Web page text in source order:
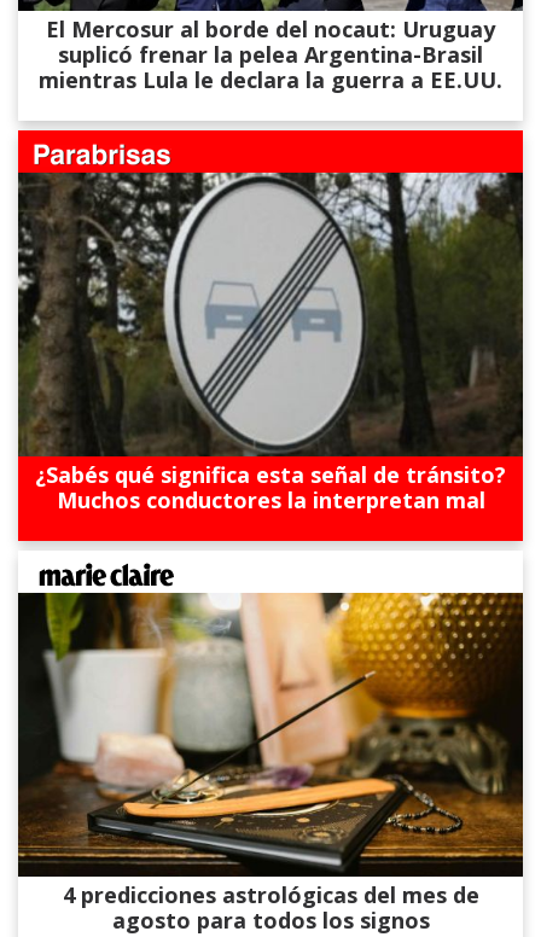
El Mercosur al borde del nocaut: Uruguay
suplicó frenar la pelea Argentina-Brasil
mientras Lula le declara la guerra a EE.UU.
¿Sabés qué significa esta señal de tránsito?
Muchos conductores la interpretan mal
4 predicciones astrológicas del mes de
agosto para todos los signos